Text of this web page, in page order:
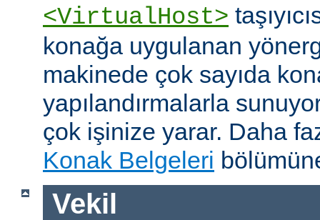
<VirtualHost>
konağa uygulanan
makinede çok sayıda
yapılandırmalarla
çok işinize yarar. Daha
Konak Belgeleri
Vekil